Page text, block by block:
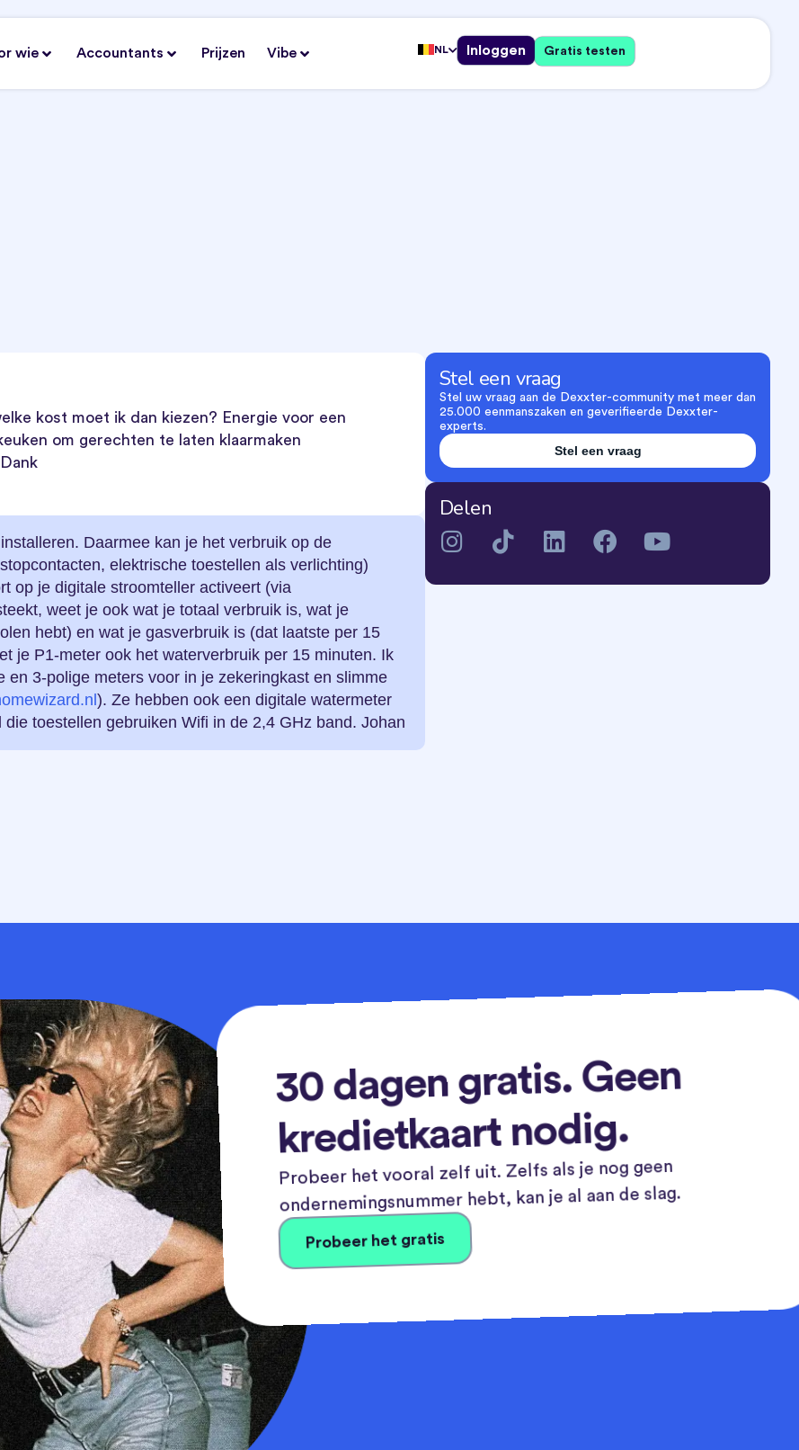
wie Accountants Prijzen Vibe NL Inloggen Gratis testen
kost moet ik dan kiezen? Energie voor een
om gerechten te laten klaarmaken
Daarmee kan je het verbruik op de
elektrische toestellen als verlichting)
op je digitale stroomteller activeert (via
weet je ook wat je totaal verbruik is, wat je
hebt) en wat je gasverbruik is (dat laatste per 15
je P1-meter ook het waterverbruik per 15 minuten. Ik
3-polige meters voor in je zekeringkast en slimme
). Ze hebben ook een digitale watermeter
toestellen gebruiken Wifi in de 2,4 GHz band. Johan
Stel een vraag
Stel uw vraag aan de Dexxter-community met meer dan
25.000 eenmanszaken en geverifieerde Dexxter-
experts.
Stel een vraag
Delen
30 dagen gratis. Geen
kredietkaart nodig.
Probeer het vooral zelf uit. Zelfs als je nog geen
ondernemingsnummer hebt, kan je al aan de slag.
Probeer het gratis